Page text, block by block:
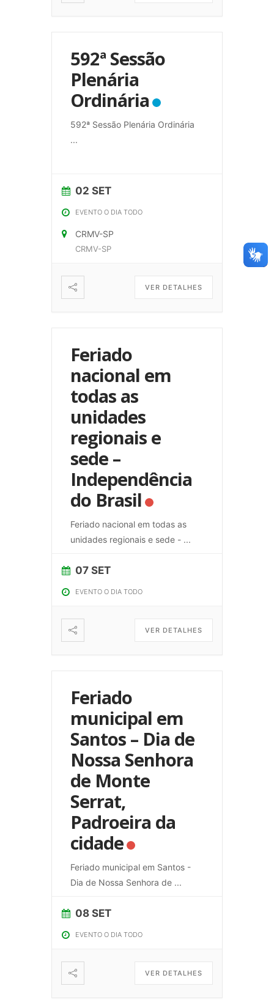
592ª Sessão
Plenária
Ordinária
592ª Sessão Plenária Ordinária
...
02 SET
EVENTO O DIA TODO
CRMV-SP
CRMV-SP
VER DETALHES
Feriado
nacional em
todas as
unidades
regionais e
sede –
Independência
do Brasil
Feriado nacional em todas as
unidades regionais e sede - ...
07 SET
EVENTO O DIA TODO
VER DETALHES
Feriado
municipal em
Santos – Dia de
Nossa Senhora
de Monte
Serrat,
Padroeira da
cidade
Feriado municipal em Santos -
Dia de Nossa Senhora de ...
08 SET
EVENTO O DIA TODO
VER DETALHES